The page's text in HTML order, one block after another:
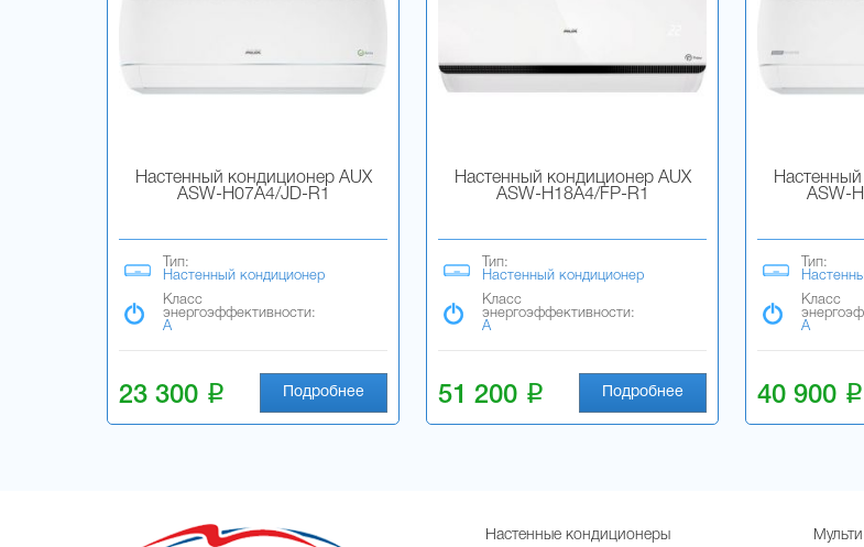
Настенный кондиционер AUX
ASW-H07A4/JD-R1
Тип:
Настенный кондиционер
Класс
энергоэффективности:
A
23 300 i Подробнее
Настенный кондиционер AUX
ASW-H18A4/FP-R1
Тип:
Настенный кондиционер
Класс
энергоэффективности:
A
51 200 i Подробнее
ASW-
Тип:
Класс
A
40 900 i
Настенные кондиционеры